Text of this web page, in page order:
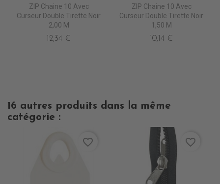
ZIP Chaine 10 Avec
Curseur Double Tirette Noir
2,00 M
12,34 €
ZIP Chaine 10 Avec
Curseur Double Tirette Noir
1,50 M
10,14 €
16 autres produits dans la même
catégorie :
favorite_border favorite_border